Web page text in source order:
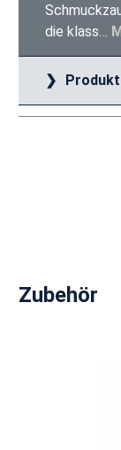
die klass…
Produktgalerie
Zubehör